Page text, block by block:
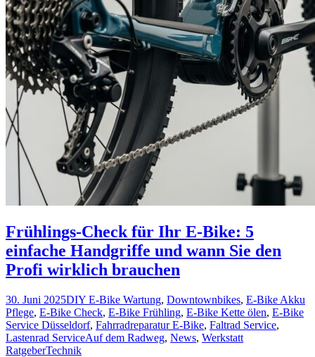
Frühlings-Check für Ihr E-Bike: 5
einfache Handgriffe und wann Sie den
Profi wirklich brauchen
30. Juni 2025DIY E-Bike Wartung, Downtownbikes, E-Bike Akku
Pflege, E-Bike Check, E-Bike Frühling, E-Bike Kette ölen, E-Bike
Service Düsseldorf, Fahrradreparatur E-Bike, Faltrad Service,
Lastenrad ServiceAuf dem Radweg, News, Werkstatt
RatgeberTechnik